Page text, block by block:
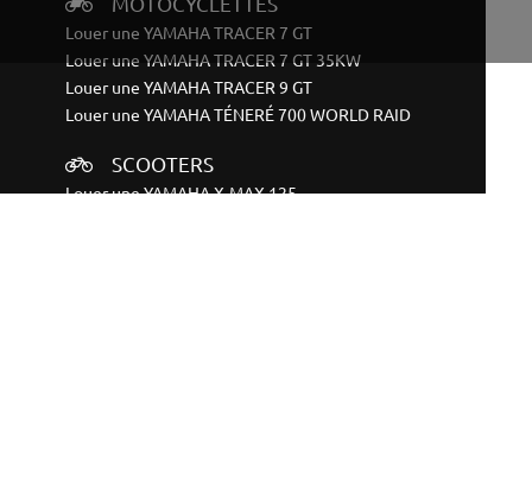
Louer une YAMAHA TRACER 7 GT
Louer une YAMAHA TRACER 7 GT 35KW
Louer une YAMAHA TRACER 9 GT
Louer une YAMAHA TÉNERÉ 700 WORLD RAID
SCOOTERS
Louer une YAMAHA X-MAX 125